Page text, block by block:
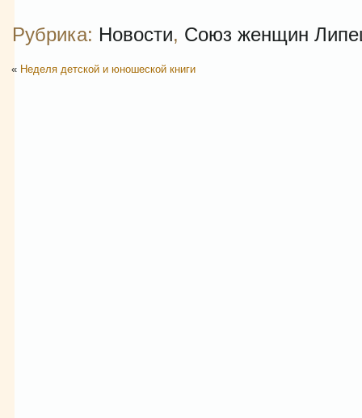
Рубрика: Новости, Союз женщин
« Неделя детской и юношеской книги